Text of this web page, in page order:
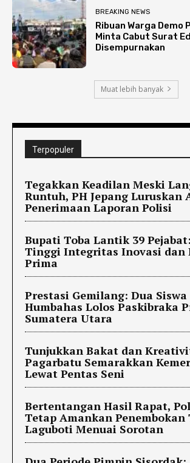
BREAKING NEWS
Ribuan Warga Demo
Minta Cabut Surat
Disempurnakan
Muat lebih banyak
Terpopuler
Tegakkan Keadilan Meski
Runtuh, PH Jepang Luruskan
Penerimaan Laporan Polisi
Bupati Toba Lantik 39
Tinggi Integritas Inovasi dan
Prima
Prestasi Gemilang: Dua Siswa
Humbahas Lolos Paskibraka
Sumatera Utara
Tunjukkan Bakat dan
Pagarbatu Semarakkan
Lewat Pentas Seni
Bertentangan Hasil Rapat,
Tetap Amankan Penembokan
Laguboti Menuai Sorotan